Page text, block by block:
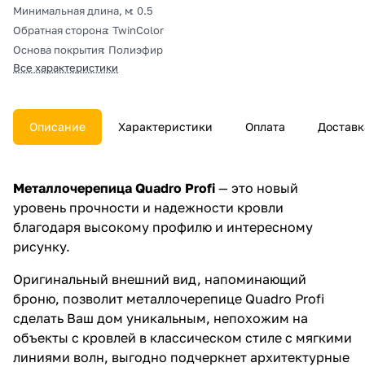
Минимальная длина, м: 0.5
Обратная сторона: TwinColor
Основа покрытия: Полиэфир
Все характеристики
Описание Характеристики Оплата
Металлочерепица Quadro Profi — это новый
уровень прочности и надежности кровли
благодаря высокому профилю и интересному
рисунку.
Оригинальный внешний вид, напоминающий
броню, позволит металлочерепице Quadro Profi
сделать Ваш дом уникальным, непохожим на
объекты с кровлей в классическом стиле с мягкими
линиями волн, выгодно подчеркнет архитектурные